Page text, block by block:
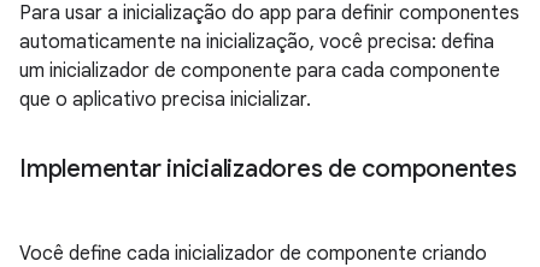
Para usar a inicialização do app para definir componentes
automaticamente na inicialização, você precisa: defina
um inicializador de componente para cada componente
que o aplicativo precisa inicializar.
Implementar inicializadores de componentes
Você define cada inicializador de componente criando